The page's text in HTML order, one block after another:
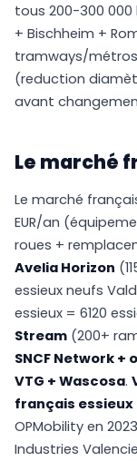
tous 200-300 000
+ Bischheim +
tramways/
(reduction
avant
Le marché
Le marché
EUR/an
roues +
Avelia Horizon
essieux neufs
essieux = 6120
Stream (200+
SNCF Network +
VTG + Wascosa.
français essieux
OPMobility en
Industries